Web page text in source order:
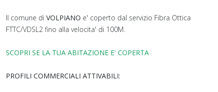
Il comune di VOLPIANO e' coperto dal servizio Fibra Ottica
FTTC/VDSL2 fino alla velocita' di 100M.
SCOPRI SE LA TUA ABITAZIONE E' COPERTA
PROFILI COMMERCIALI ATTIVABILI: